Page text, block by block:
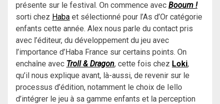
présente sur le festival. On commence avec Booum !
sorti chez Haba et sélectionné pour l’As d’Or catégorie
enfants cette année. Alex nous parle du contact pris
avec l’éditeur, du développement du jeu avec
l’importance d’Haba France sur certains points. On
enchaîne avec Troll & Dragon, cette fois chez Loki,
qu’il nous explique avant, là-aussi, de revenir sur le
processus d’édition, notamment le choix de Iello
d’intégrer le jeu à sa gamme enfants et la perception